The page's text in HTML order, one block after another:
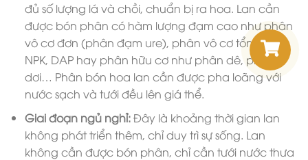
đủ số lượng lá và chồi, chuẩn bị ra hoa. Lan cần
được bón phân có hàm lượng đạm cao như phân
vô cơ đơn (phân đạm ure), phân vô cơ tổng hợp
NPK, DAP hay phân hữu cơ như phân dê, phân
dơi… Phân bón hoa lan cần được pha loãng với
nước sạch và tưới đều lên giá thể.
Giai đoạn ngủ nghỉ:Đây là khoảng thời gian lan
không phát triển thêm, chỉ duy trì sự sống. Lan
không cần được bón phân, chỉ cần tưới nước thưa